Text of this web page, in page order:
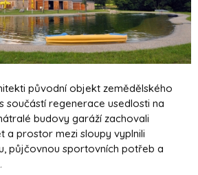
původní objekt zemědělského
součástí regenerace usedlosti na
budovy garáží zachovali
a prostor mezi sloupy vyplnili
půjčovnou sportovních potřeb a